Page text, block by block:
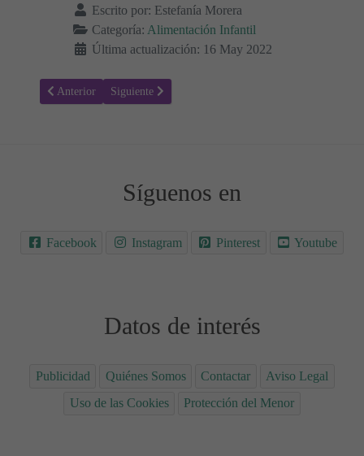
Escrito por: Estefanía Morera
Categoría: Alimentación Infantil
Última actualización: 16 May 2022
Artículo anterior: ¿Cuándo pueden los bebés comer ciruelas?
Anterior Artículo siguiente: ¿Cuándo pueden los bebés comer
Siguiente
Síguenos en
Facebook Instagram Pinterest Youtube
Datos de interés
Publicidad Quiénes Somos Contactar
Aviso Legal
Uso de las Cookies
Protección del Menor